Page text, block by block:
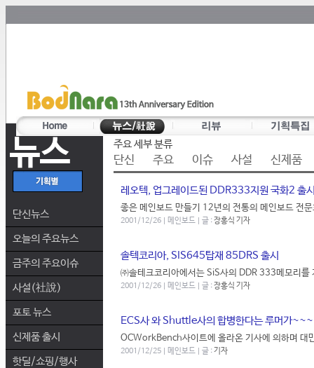
뉴스
단신뉴스
오늘의 주요뉴스
금주의 주요이슈
사설(社說)
포토 뉴스
신제품 출시
핫딜/쇼핑/행사
주요 세부 분류
단신 주요 이슈 사설 신제품
레오텍, 업그레이드된 DDR333지원 국화2 출
좋은 메인보드 만들기 12년의 전통의 메인보드 전
2001/12/26 | 메인보드 | 글 :장홍식 기자
솔텍코리아, SIS645탑재 85DRS 출시
㈜솔테크코리아에서는 SiS사의 DDR 333메모리
2001/12/26 | 메인보드 | 글 :장홍식 기자
ECS사 와 Shuttle사의 합병한다는 루머가
OCWorkBench사이트에 올라온 기사에 의하며 대
2001/12/25 | 메인보드 | 글 :기자